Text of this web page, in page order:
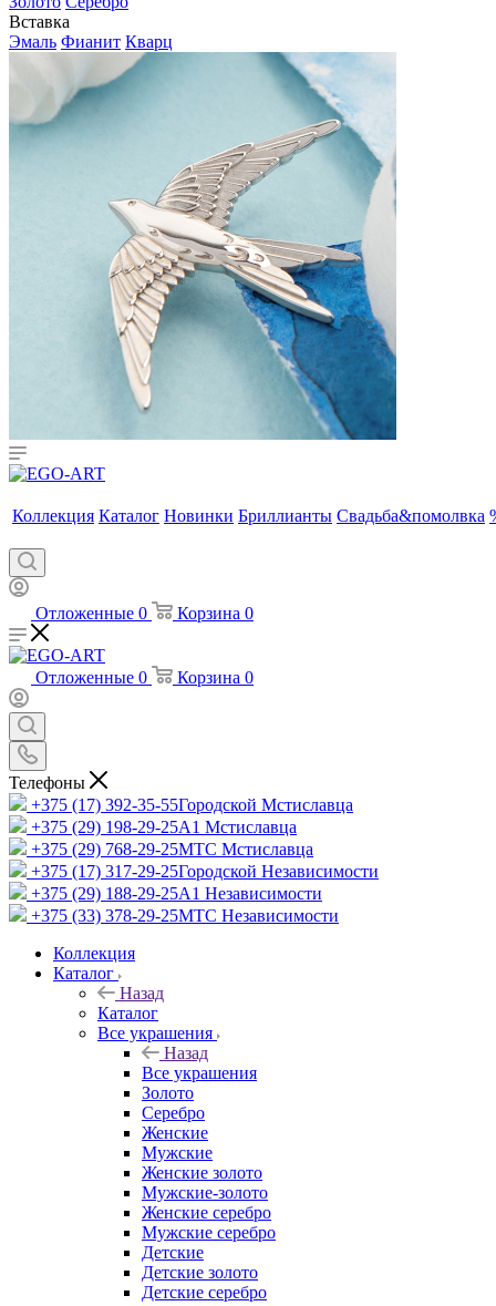
Вставка
Эмаль Фианит Кварц
Коллекция Каталог Новинки Бриллианты Свадьба&помолвка
Отложенные 0 Корзина 0
Отложенные 0 Корзина 0
Телефоны
+375 (17) 392-35-55Городской Мстиславца
+375 (29) 198-29-25A1 Мстиславца
+375 (29) 768-29-25МТС Мстиславца
+375 (17) 317-29-25Городской Независимости
+375 (29) 188-29-25A1 Независимости
+375 (33) 378-29-25МТС Независимости
Коллекция
Каталог
Назад
Каталог
Все украшения
Назад
Все украшения
Золото
Серебро
Женские
Мужские
Женские золото
Мужские-золото
Женские серебро
Мужские серебро
Детские
Детские золото
Детские серебро